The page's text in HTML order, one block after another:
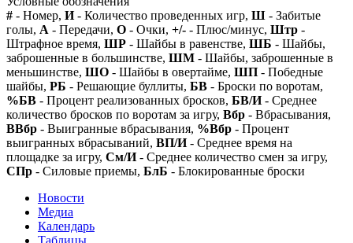
# - Номер, И- Количество проведенных игр, Ш - Забитые
голы, А - Передачи, О - Очки, +/- - Плюс/минус, Штр -
Штрафное время, ШР - Шайбы в равенстве, ШБ - Шайбы,
заброшенные в большинстве, ШМ - Шайбы, заброшенные в
меньшинстве, ШО - Шайбы в овертайме, ШП - Победные
шайбы, РБ - Решающие буллиты, БВ - Броски по воротам,
%БВ - Процент реализованных бросков, БВ/И- Среднее
количество бросков по воротам за игру, Вбр - Вбрасывания,
ВВбр - Выигранные вбрасывания, %Вбр - Процент
выигранных вбрасываний, ВП/И- Среднее время на
площадке за игру, См/И- Среднее количество смен за игру,
СПр - Силовые приемы, БлБ - Блокированные броски
Новости
Медиа
Календарь
Таблицы